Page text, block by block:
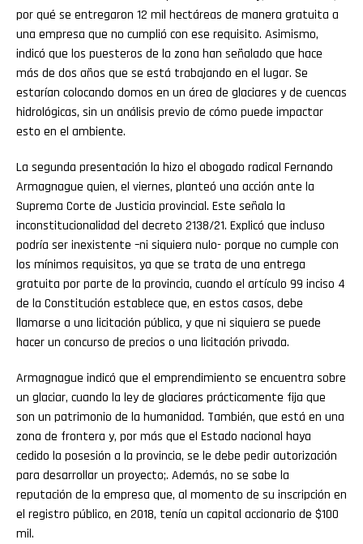
por qué se entregaron 12 mil hectáreas de manera gratuita a
una empresa que no cumplió con ese requisito. Asimismo,
indicó que los puesteros de la zona han señalado que hace
más de dos años que se está trabajando en el lugar. Se
estarían colocando domos en un área de glaciares y de cuencas
hidrológicas, sin un análisis previo de cómo puede impactar
esto en el ambiente.
La segunda presentación la hizo el abogado radical Fernando
Armagnague quien, el viernes, planteó una acción ante la
Suprema Corte de Justicia provincial. Este señala la
inconstitucionalidad del decreto 2138/21. Explicó que incluso
podría ser inexistente –ni siquiera nulo- porque no cumple con
los mínimos requisitos, ya que se trata de una entrega
gratuita por parte de la provincia, cuando el artículo 99 inciso 4
de la Constitución establece que, en estos casos, debe
llamarse a una licitación pública, y que ni siquiera se puede
hacer un concurso de precios o una licitación privada.
Armagnague indicó que el emprendimiento se encuentra sobre
un glaciar, cuando la ley de glaciares prácticamente fija que
son un patrimonio de la humanidad. También, que está en una
zona de frontera y, por más que el Estado nacional haya
cedido la posesión a la provincia, se le debe pedir autorización
para desarrollar un proyecto;. Además, no se sabe la
reputación de la empresa que, al momento de su inscripción en
el registro público, en 2018, tenía un capital accionario de $100
mil.